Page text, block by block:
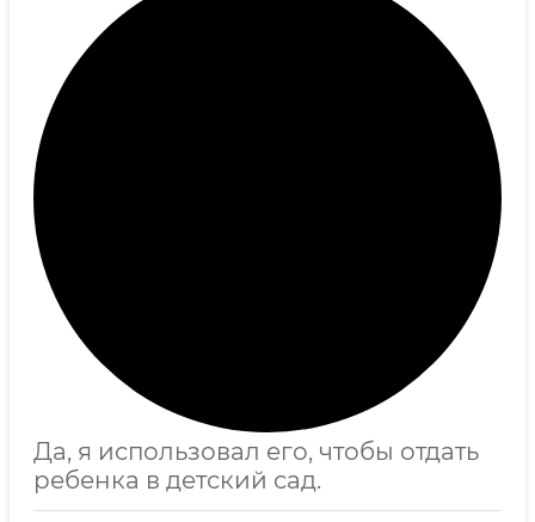
Да, я использовал его, чтобы отдать
ребенка в детский сад.